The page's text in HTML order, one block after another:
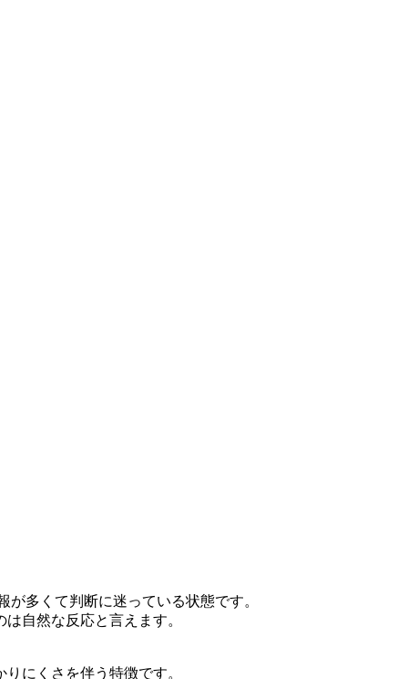
多くて判断に迷っている状態です。
自然な反応と言えます。
にくさを伴う特徴です。